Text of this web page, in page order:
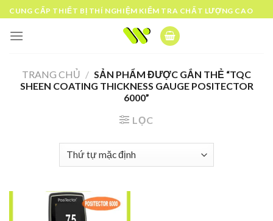
Skip
to
content
CUNG CẤP THIẾT BỊ THÍ NGHIỆM KIỂM TRA CHẤT LƯỢNG CAO
TRANG CHỦ / SẢN PHẨM ĐƯỢC GẮN THẺ “TQC
SHEEN COATING THICKNESS GAUGE POSITECTOR
6000”
LỌC